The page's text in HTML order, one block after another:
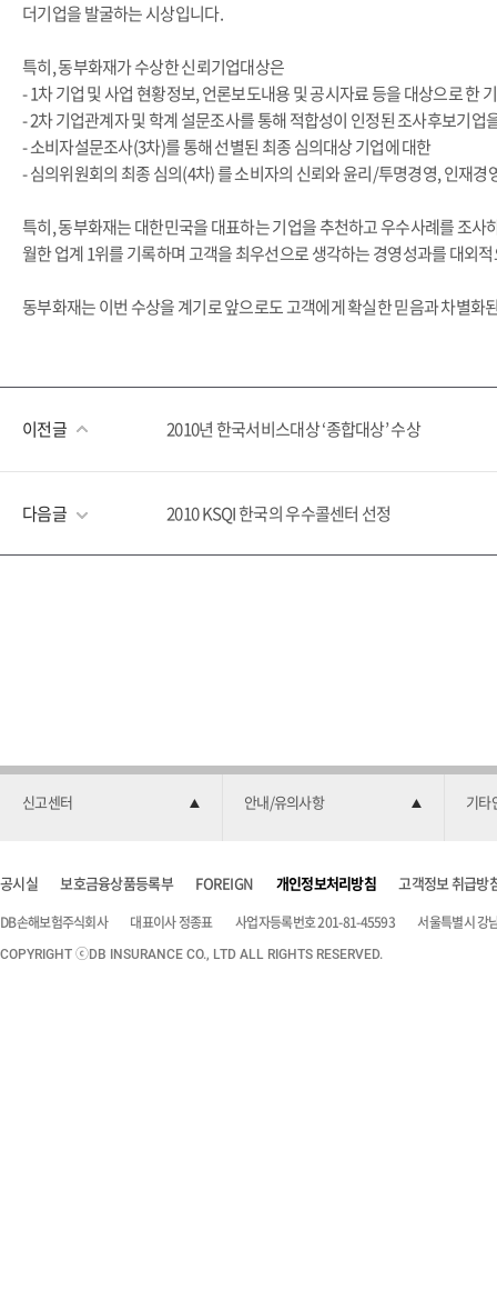
더기업을 발굴하는 시상입니다.
특히, 동부화재가 수상한 신뢰기업대상은
- 1차 기업 및 사업 현황정보, 언론보도내용 및 공시자료 등을 대상으로 한
- 2차 기업관계자 및 학계 설문조사를 통해 적합성이 인정된 조사후보기업
- 소비자설문조사(3차)를 통해 선별된 최종 심의대상 기업에 대한
- 심의위원회의 최종 심의(4차) 를 소비자의 신뢰와 윤리/투명경영, 인재
특히, 동부화재는 대한민국을 대표하는 기업을 추천하고 우수사례를 조
월한 업계 1위를 기록하며 고객을 최우선으로 생각하는 경영성과를 대외
동부화재는 이번 수상을 계기로 앞으로도 고객에게 확실한 믿음과 차별
이전글 2010년 한국서비스대상 ‘종합대상’ 수상
다음글 2010 KSQI 한국의 우수콜센터 선정
신고센터 안내/유의사항 기타
공시실 보호금융상품등록부 FOREIGN 개인정보처리방침 고객정보 취급방
DB손해보험주식회사 대표이사 정종표 사업자등록번호 201-81-45593 서울특별시 강
COPYRIGHT ⓒDB INSURANCE CO., LTD ALL RIGHTS RESERVED.